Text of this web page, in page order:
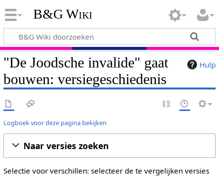
B&G Wiki
Hulp
"De Joodsche invalide" gaat
bouwen: versiegeschiedenis
Logboek voor deze pagina bekijken
Naar versies zoeken
Selectie voor verschillen: selecteer de te vergelijken versies